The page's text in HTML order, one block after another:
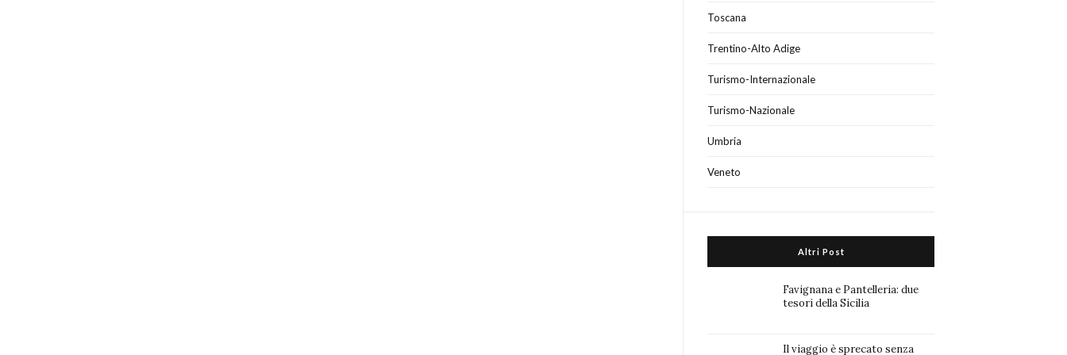
Toscana
Trentino-Alto Adige
Turismo-Internazionale
Turismo-Nazionale
Umbria
Veneto
Altri Post
Favignana e Pantelleria: due
tesori della Sicilia
Il viaggio è sprecato senza